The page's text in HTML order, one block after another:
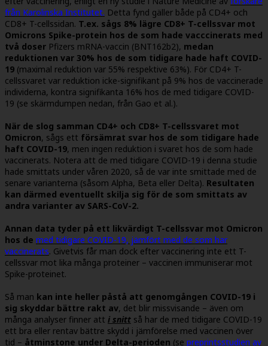
från Karolinska Institutet. Detta fynd gäller både på CD4+ och
CD8+ T-cellssidan. T.ex. sågs 8% lägre CD8+ T-cellssvar mot
Omicrons Spike-protein hos de som hade vacccinerats med
två doser Pfizers mRNA-vaccin (BNT162b2), medan
reduktionen var 30% hos de som tidigare hade haft COVID-
19 (maximal reduktion var 55% respektive 63%). För CD4+ T-
cellssvaret var reduktion icke-signifikant på 9% hos de vaccinerade
individerna, kontra signifikanta 16% hos de med tidigare COVID-
19 (se skärmdumpen nedan, från Gao et al.).
När de slog samman CD4+ och CD8+ T-cellssvaret mot
Omicron, sågs ett försämrat svar hos de som tidigare hade
haft COVID-19, men ingen reduktion i svaret hos de som hade
vaccinerats. Notera att de med tidigare COVID-19 i denna studie
hade smittats under våren 2020, så de var inte smittade med de
senare varianterna (såsom Alpha, Beta eller Delta). Resultaten
kan därmed eventuellt skilja sig för de som smittats av
andra varianter av SARS-CoV-2.
Annan data tyder på ett likvärdigt T-cellssvar mot Omicron
hos de med tidigare COVID-19, jämfört med de som har
vaccinerats. Givetvis får man dock efter vaccinering inte ett T-
cellssvar mot lika många proteiner – vaccinen immuniserar mot
Spike-proteinet.
Så man kan inte heller påstå att genomgången COVID-19 i
sig skyddar bättre rakt av, det blir missvisande – även om
många analyser finner att i snitt så har de med tidigare COVID-19
ett bra eller rentav bättre skydd i jämförelse med vaccinen över
tid – åtminstone under Delta-perioden (se preprintsstudien av